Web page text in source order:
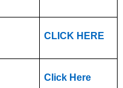
CLICK HERE
Click Here